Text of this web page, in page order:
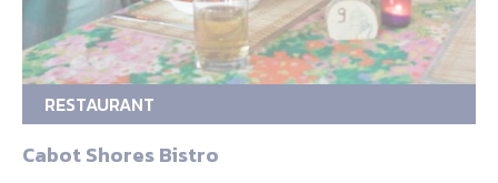
RESTAURANT
Cabot Shores Bistro